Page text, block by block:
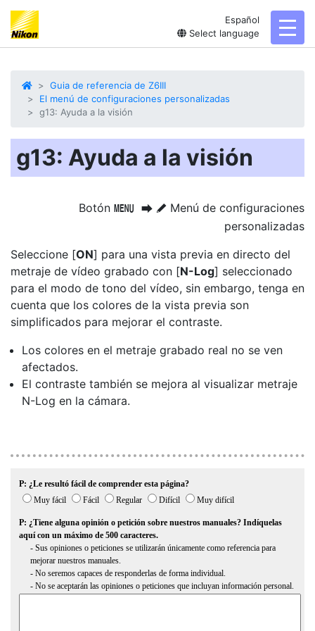
Español
Select language
Guia de referencia de Z6III
El menú de configuraciones personalizadas
g13: Ayuda a la visión
g13: Ayuda a la visión
Botón G U A Menú de configuraciones
personalizadas
Seleccione [ON] para una vista previa en directo del
metraje de vídeo grabado con [N-Log] seleccionado
para el modo de tono del vídeo, sin embargo, tenga en
cuenta que los colores de la vista previa son
simplificados para mejorar el contraste.
Los colores en el metraje grabado real no se ven
afectados.
El contraste también se mejora al visualizar metraje
N-Log en la cámara.